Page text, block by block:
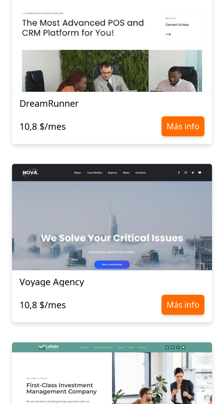
DreamRunner
10,8 $/mes
Más info
Voyage Agency
10,8 $/mes
Más info